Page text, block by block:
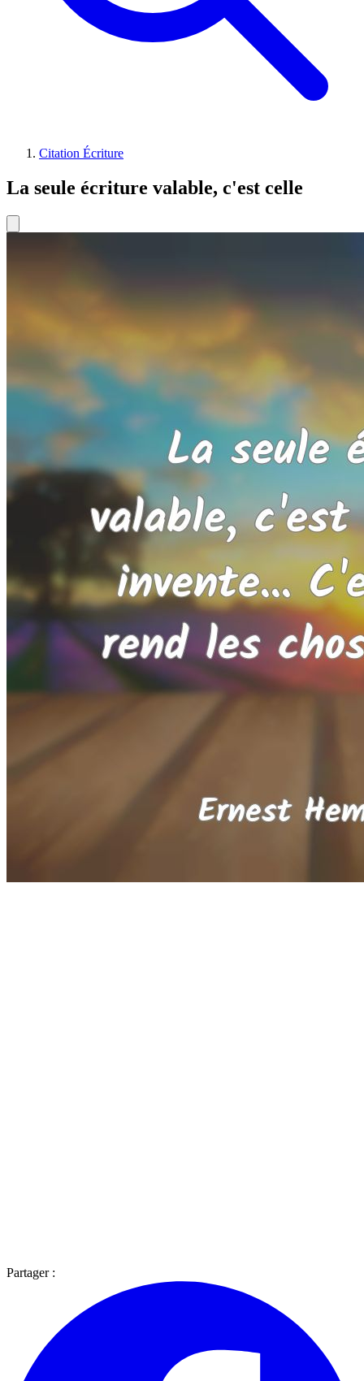
Citation Écriture
La seule écriture valable, c'est celle
Partager :